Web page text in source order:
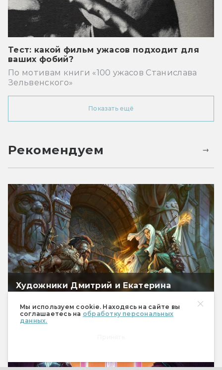
Мы используем cookie. Находясь на сайте вы
соглашаетесь на обработку персональных
данных.
Тест: какой фильм ужасов подходит для
ваших фобий?
По мотивам книги «100 ужасов Станислава
Зельвенского»
Показать ещё
Рекомендуем
Художники Дмитрий и Екатерина
и ещё немного ККИ